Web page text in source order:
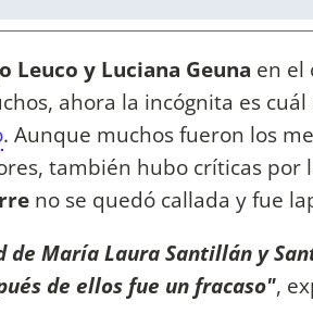
Leuco y Luciana Geuna en el
ahora la incógnita es cuál
. Aunque muchos fueron los
también hubo críticas
no se quedó callada y fue
María Laura Santillán y
de ellos fue un fracaso",